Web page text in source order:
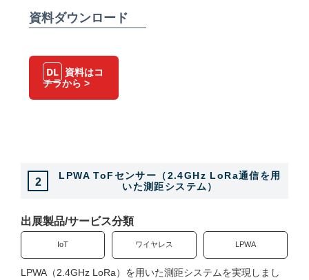
資料ダウンロード
DL
資料はコ
チラから >
2
LPWA ToFセンサー（2.4GHz LoRa通信を用
いた測距システム）
出展製品/サービス分類
IoT ワイヤレス LPWA
LPWA（2.4GHz LoRa）を用いた測距システムを実現しまし
プレス
プレスの皆様へ
事務局からのお知らせ一覧